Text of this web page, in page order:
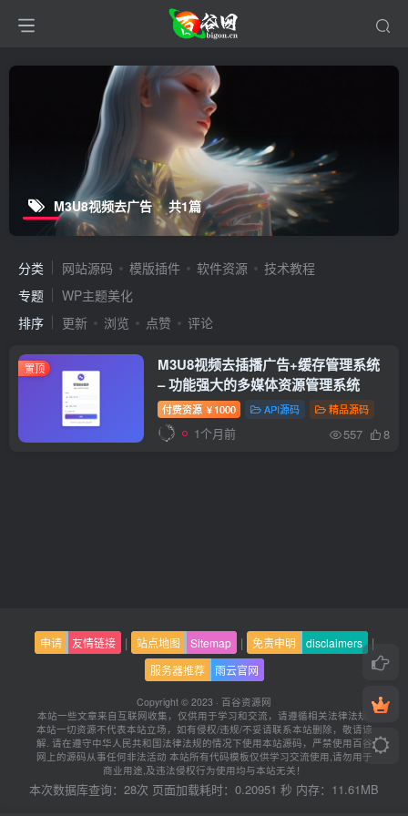
M3U8视频去广告 共1篇
分类 网站源码 模版插件 软件资源
技术教程
专题
WP主题美化
排序
更新 浏览 点赞 评论
置顶
M3U8视频去插播广告+缓存管理系统
– 功能强大的多媒体资源管理系统
付费资源 ￥ 1000 API源码 精品源码
1个月前 557 8
申请 友情链接 | 站点地图 Sitemap | 免责申明 disclaimers |
服务器推荐 雨云官网
Copyright © 2023 · 百谷资源网
本站一些文章来自互联网收集，仅供用于学习和交流，请遵循相关法律法规.
本站一切资源不代表本站立场，如有侵权/违规/不妥请联系本站删除，敬请谅
解. 请在遵守中华人民共和国法律法规的情况下使用本站源码，严禁使用百谷
网上的源码从事任何非法活动 本站所有代码模板仅供学习交流使用,请勿用于
商业用途,及违法侵权行为使用均与本站无关！
本次数据库查询：28次 页面加载耗时：0.20951 秒 内存：11.61MB